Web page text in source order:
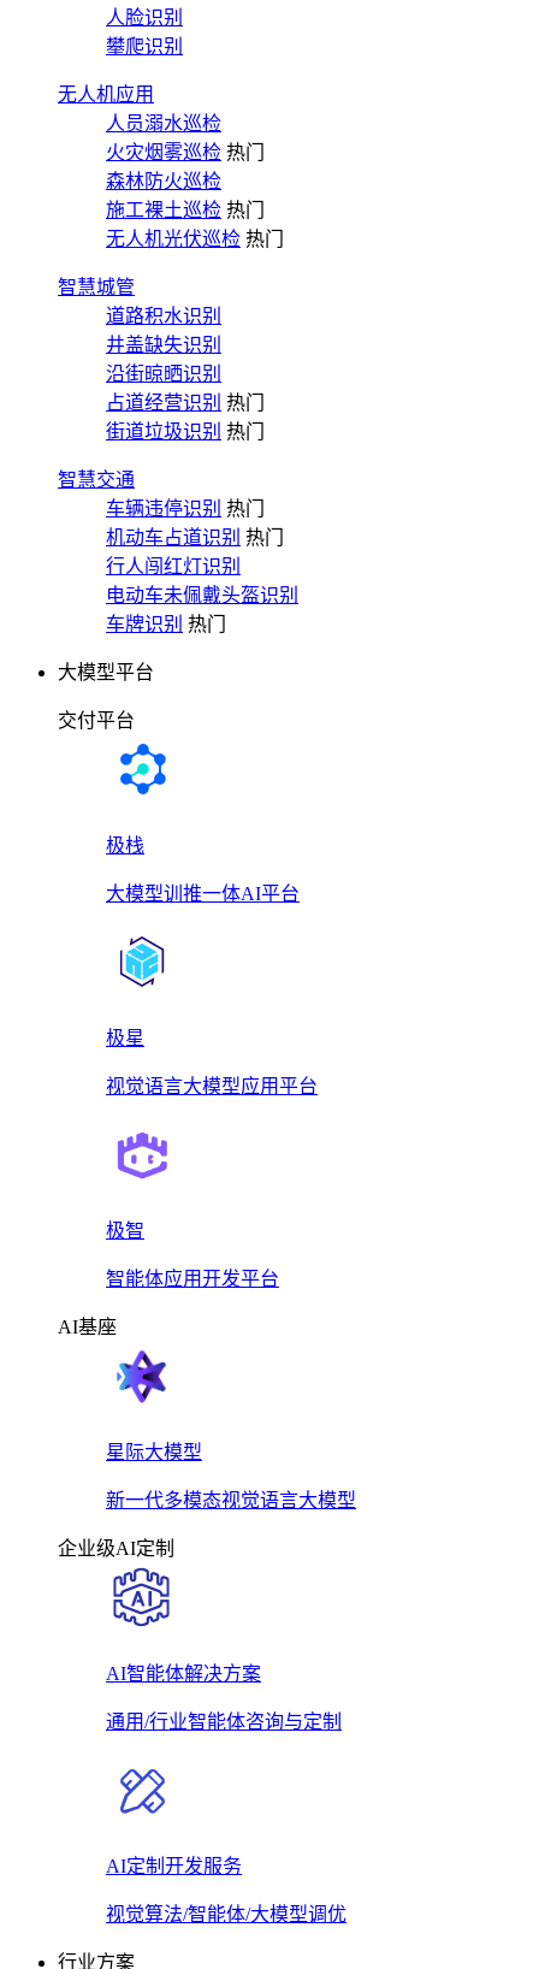
人脸识别
攀爬识别
无人机应用
人员溺水巡检
火灾烟雾巡检 热门
森林防火巡检
施工裸土巡检 热门
无人机光伏巡检 热门
智慧城管
道路积水识别
井盖缺失识别
沿街晾晒识别
占道经营识别 热门
街道垃圾识别 热门
智慧交通
车辆违停识别 热门
机动车占道识别 热门
行人闯红灯识别
电动车未佩戴头盔识别
车牌识别 热门
大模型平台
交付平台
极栈
大模型训推一体AI平台
极星
视觉语言大模型应用平台
极智
智能体应用开发平台
AI基座
星际大模型
新一代多模态视觉语言大模型
企业级AI定制
AI智能体解决方案
通用/行业智能体咨询与定制
AI定制开发服务
视觉算法/智能体/大模型调优
行业方案